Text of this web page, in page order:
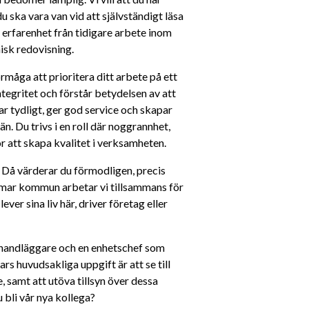
ska vara van vid att självständigt läsa
från tidigare arbete inom
redovisning.
att prioritera ditt arbete på ett
och förstår betydelsen av att
tydligt, ger god service och skapar
Du trivs i en roll där noggrannhet,
att skapa kvalitet i verksamheten.
värderar du förmodligen, precis
kommun arbetar vi tillsammans för
sina liv här, driver företag eller
och en enhetschef som
huvudsakliga uppgift är att se till
samt att utöva tillsyn över dessa
vår nya kollega?